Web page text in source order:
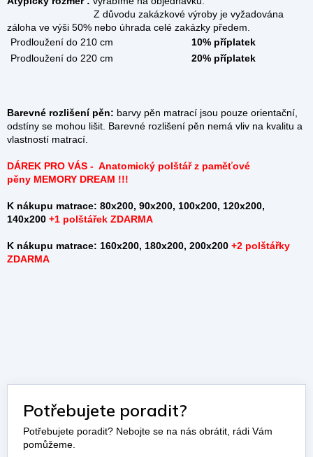
Z důvodu zakázkové výroby je vyžadována
záloha ve výši 50% nebo úhrada celé zakázky předem.
Prodloužení do 210 cm
10% příplatek
Prodloužení do 220 cm
20% příplatek
Barevné rozlišení pěn: barvy pěn matrací jsou pouze orientační,
odstíny se mohou lišit. Barevné rozlišení pěn nemá vliv na kvalitu a
vlastností matrací.
DÁREK PRO VÁS - Anatomický polštář z paměťové
pěny MEMORY DREAM !!!
K nákupu matrace: 80x200, 90x200, 100x200, 120x200,
140x200 +1 polštářek ZDARMA
K nákupu matrace: 160x200, 180x200, 200x200 +2 polštářky
ZDARMA
Potřebujete poradit?